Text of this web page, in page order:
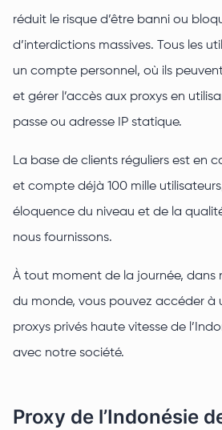
réduit le risque d’être banni ou
d’interdictions massives. Tous les
un compte personnel, où ils
et gérer l’accès aux proxys en
passe ou adresse IP statique.
La base de clients réguliers est en
et compte déjà 100 mille
éloquence du niveau et de la
nous fournissons.
À tout moment de la journée, dans
du monde, vous pouvez accéder à
proxys privés haute vitesse de
avec notre société.
Proxy de l’Indonésie